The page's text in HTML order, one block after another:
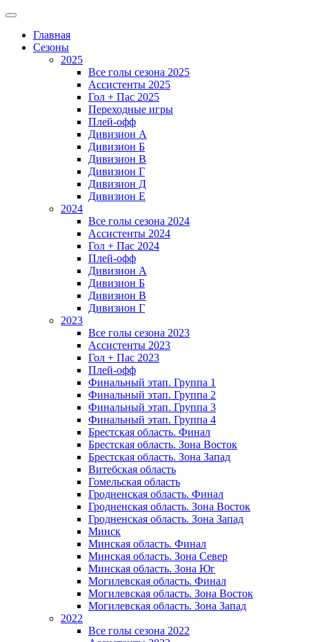
Главная
Сезоны
2025
Все голы сезона 2025
Ассистенты 2025
Гол + Пас 2025
Переходные игры
Плей-офф
Дивизион A
Дивизион Б
Дивизион В
Дивизион Г
Дивизион Д
Дивизион Е
2024
Все голы сезона 2024
Ассистенты 2024
Гол + Пас 2024
Плей-офф
Дивизион A
Дивизион Б
Дивизион В
Дивизион Г
2023
Все голы сезона 2023
Ассистенты 2023
Гол + Пас 2023
Плей-офф
Финальный этап. Группа 1
Финальный этап. Группа 2
Финальный этап. Группа 3
Финальный этап. Группа 4
Брестская область. Финал
Брестская область. Зона Восток
Брестская область. Зона Запад
Витебская область
Гомельская область
Гродненская область. Финал
Гродненская область. Зона Восток
Гродненская область. Зона Запад
Минск
Минская область. Финал
Минская область. Зона Север
Минская область. Зона Юг
Могилевская область. Финал
Могилевская область. Зона Восток
Могилевская область. Зона Запад
2022
Все голы сезона 2022